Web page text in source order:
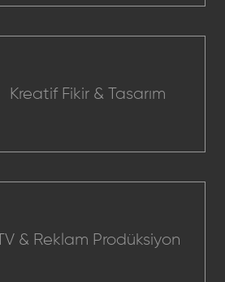
Kreatif Fikir & Tasarım
& Reklam Prodüksiyon